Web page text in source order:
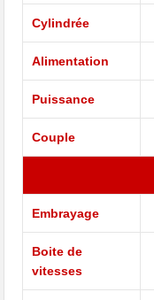
Cylindrée
Alimentation
Puissance
Couple
Embrayage
Boite de
vitesses